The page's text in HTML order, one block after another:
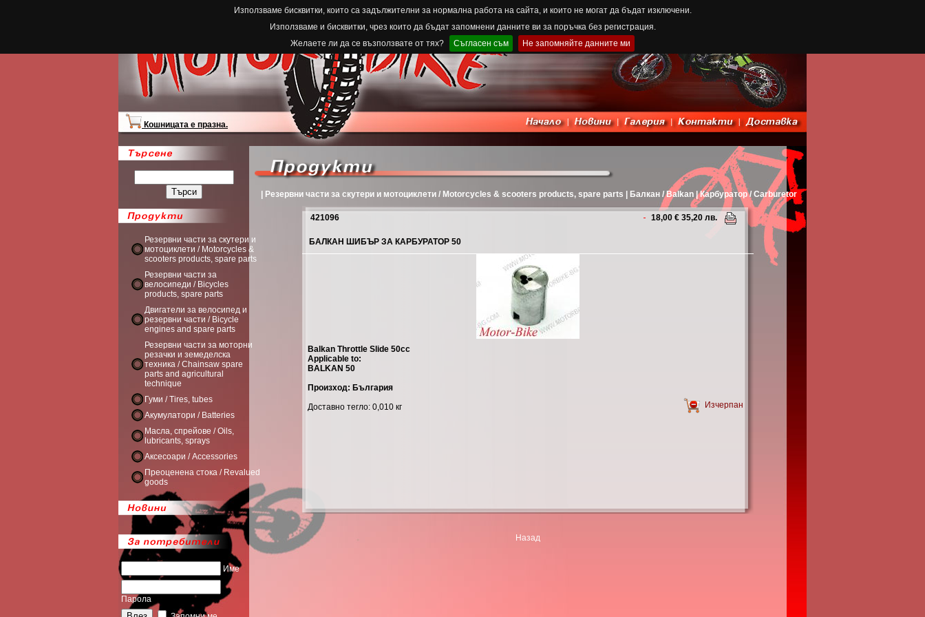
Използваме бисквитки, които са задължителни за нормална работа на сайта, и които не могат да бъдат изключени.
Използваме и бисквитки, чрез които да бъдат запомнени данните ви за поръчка без регистрация.
Желаете ли да се възползвате от тях?
Съгласен съм Не запомняйте данните ми
Резервни части за скутери и
мотоциклети / Motorcycles &
scooters products, spare parts
Резервни части за
велосипеди / Bicycles
products, spare parts
Двигатели за велосипед и
резервни части / Bicycle
engines and spare parts
Резервни части за моторни
резачки и земеделска
техника / Chainsaw spare
parts and agricultural
technique
Гуми / Tires, tubes
Акумулатори / Batteries
Масла, спрейове / Oils,
lubricants, sprays
Аксесоари / Accessories
Преоценена стока / Revalued
goods
Име
Парола
Кошницата е празна.
| Резервни части за скутери и мотоциклети / Motorcycles & scooters products, spare parts | Балкан / Balkan | Карбуратор / Carburetor
421096 18,00 € 35,20 лв.
БАЛКАН ШИБЪР ЗА КАРБУРАТОР 50
Balkan Throttle Slide 50cc
Applicable to:
BALKAN 50
Произход: България
Доставно тегло: 0,010 кг
Изчерпан
Назад